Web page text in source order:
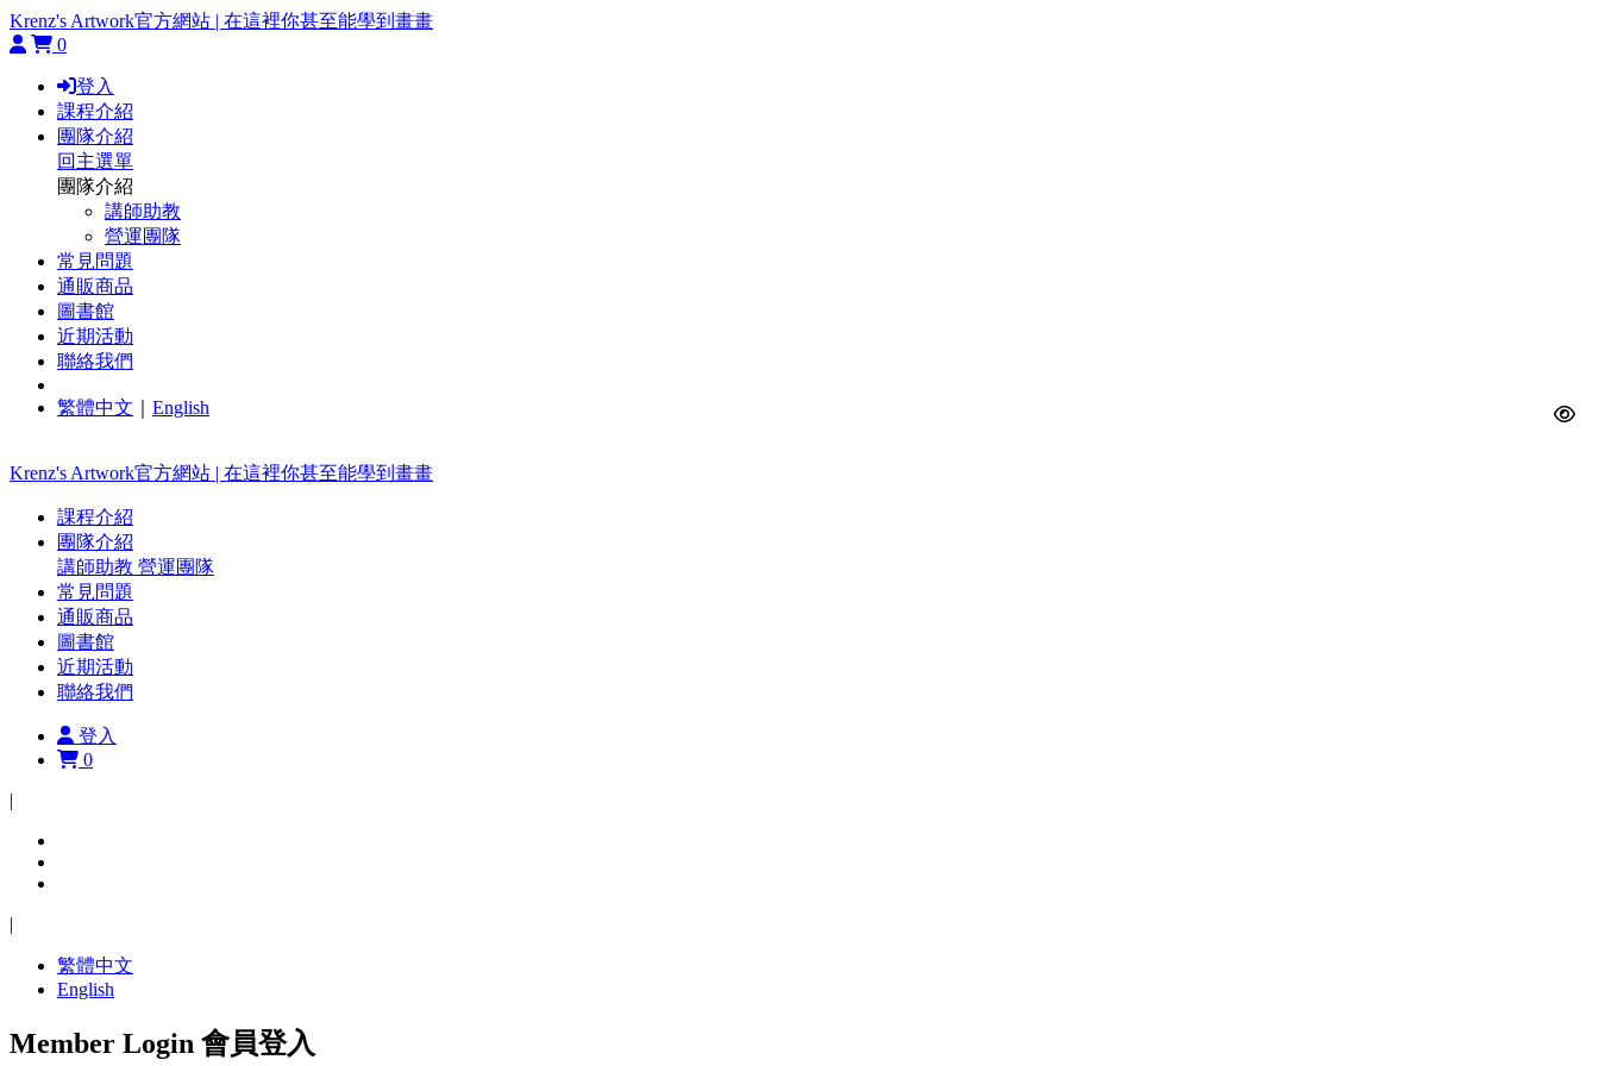
Krenz's Artwork官方網站 | 在這裡你甚至能學到畫畫
0
登入
課程介紹
團隊介紹
回主選單
團隊介紹
講師助教
營運團隊
常見問題
通販商品
圖書館
近期活動
聯絡我們
繁體中文 English
Krenz's Artwork官方網站 | 在這裡你甚至能學到畫畫
課程介紹
團隊介紹
講師助教 營運團隊
常見問題
通販商品
圖書館
近期活動
聯絡我們
登入
0
|
|
繁體中文
English
Member Login 會員登入